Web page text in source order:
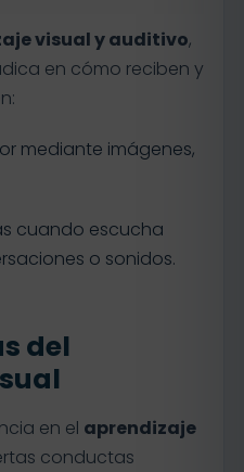
visual y auditivo,
en cómo reciben y
mediante imágenes,
cuando escucha
o sonidos.
del
en el aprendizaje
conductas